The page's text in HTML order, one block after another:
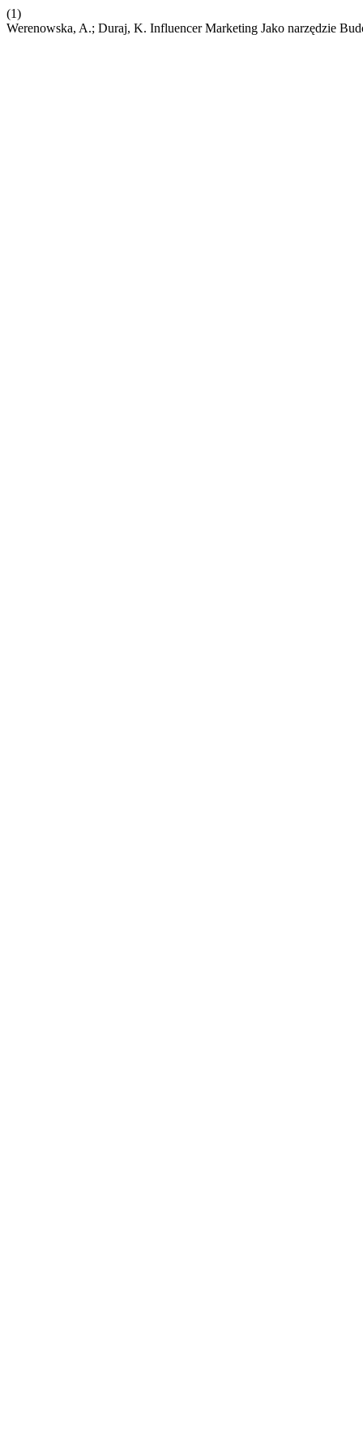
(1)
Werenowska, A.; Duraj, K. Influencer Marketing Jako narzędzie